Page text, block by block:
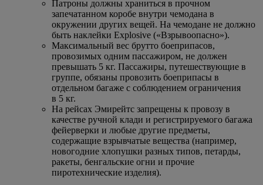
Патроны должны храниться в прочном
запечатанном коробе внутри чемодана в
окружении других вещей. На чемодане не должно
быть наклейки Explosive («Взрывоопасно»).
Максимальный вес брутто боеприпасов,
провозимых одним пассажиром, не должен
превышать 5 кг. Пассажиры, путешествующие в
группе, обязаны провозить боеприпасы в
отдельном багаже с соблюдением ограничения
в 5 кг.
На рейсах Эмирейтс запрещены к провозу в
качестве ручной клади и регистрируемого багажа
фейерверки и любые другие предметы,
содержащие взрывчатые вещества (например,
новогодние хлопушки разных типов, петарды,
ракеты, бенгальские огни и прочие
пиротехнические изделия).